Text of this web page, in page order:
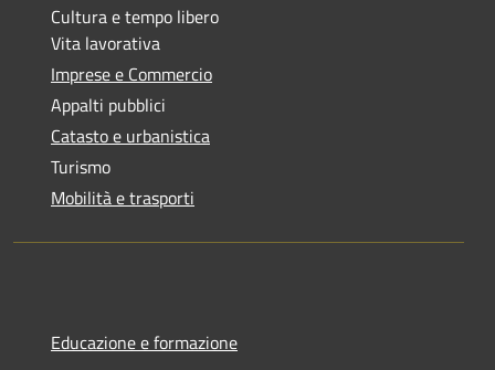
Cultura e tempo libero
Vita lavorativa
Imprese e Commercio
Appalti pubblici
Catasto e urbanistica
Turismo
Mobilità e trasporti
Educazione e formazione